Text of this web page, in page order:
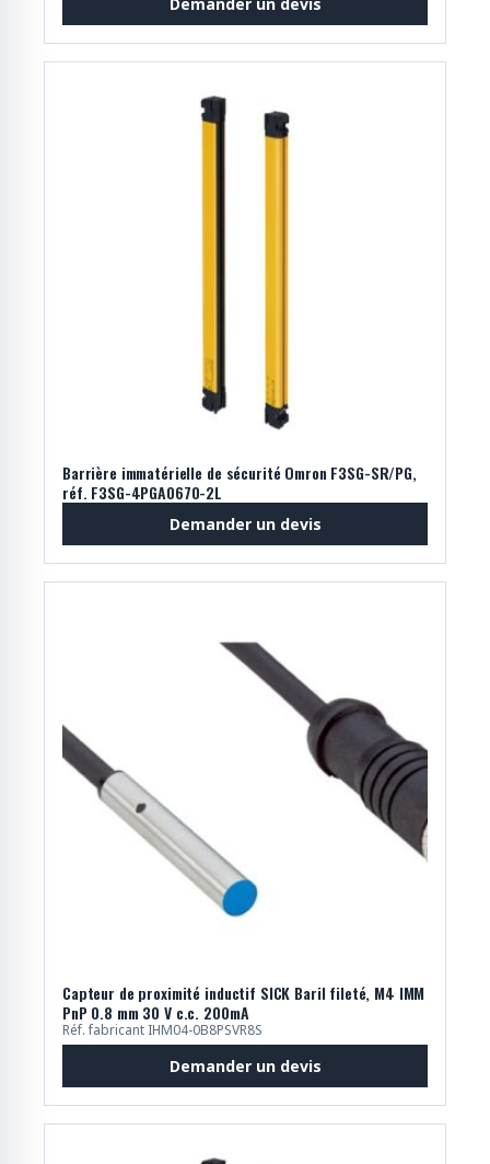
Barrière immatérielle de sécurité Omron F3SG-SR/PG,
réf. F3SG-4PGA0670-2L
Demander un devis
Capteur de proximité inductif SICK Baril fileté, M4 IMM
PnP 0.8 mm 30 V c.c. 200mA
Réf. fabricant IHM04-0B8PSVR8S
Demander un devis